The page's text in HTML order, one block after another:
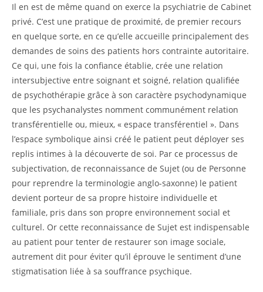
Il en est de même quand on exerce la psychiatrie de Cabinet
privé. C’est une pratique de proximité, de premier recours
en quelque sorte, en ce qu’elle accueille principalement des
demandes de soins des patients hors contrainte autoritaire.
Ce qui, une fois la confiance établie, crée une relation
intersubjective entre soignant et soigné, relation qualifiée
de psychothérapie grâce à son caractère psychodynamique
que les psychanalystes nomment communément relation
transférentielle ou, mieux, « espace transférentiel ». Dans
l’espace symbolique ainsi créé le patient peut déployer ses
replis intimes à la découverte de soi. Par ce processus de
subjectivation, de reconnaissance de Sujet (ou de Personne
pour reprendre la terminologie anglo-saxonne) le patient
devient porteur de sa propre histoire individuelle et
familiale, pris dans son propre environnement social et
culturel. Or cette reconnaissance de Sujet est indispensable
au patient pour tenter de restaurer son image sociale,
autrement dit pour éviter qu’il éprouve le sentiment d’une
stigmatisation liée à sa souffrance psychique.